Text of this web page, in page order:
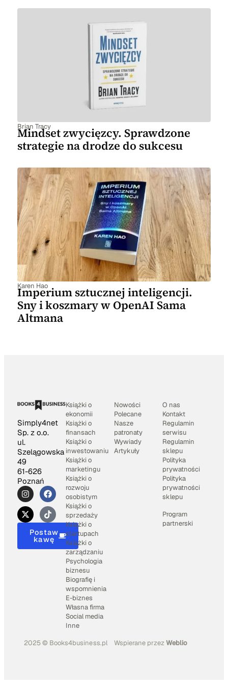
Brian Tracy
Mindset zwycięzcy. Sprawdzone
strategie na drodze do sukcesu
Karen Hao
Imperium sztucznej inteligencji.
Sny i koszmary w OpenAI Sama
Altmana
Simply4net
Sp. z o.o.
ul.
Szelągowska
49
61-626
Poznań
Postaw
kawę
Książki o
ekonomii
Książki o
finansach
Książki o
inwestowaniu
Książki o
marketingu
Książki o
rozwoju
osobistym
Książki o
sprzedaży
Książki o
startupach
Książki o
zarządzaniu
Psychologia
biznesu
Biografię i
wspomnienia
E-biznes
Własna firma
Social media
Inne
Nowości
Polecane
Nasze
patronaty
Wywiady
Artykuły
O nas
Kontakt
Regulamin
serwisu
Regulamin
sklepu
Polityka
prywatności
Polityka
prywatności
sklepu
Program
partnerski
2025 © Books4business.pl Wspierane przezWeblio